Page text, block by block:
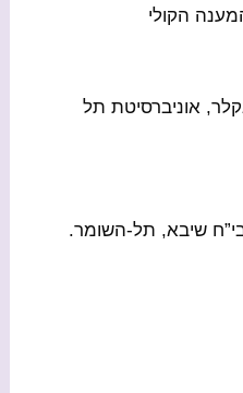
הקולי
אוניברסיטת תל
בבי”ח שיבא, תל-השומר.